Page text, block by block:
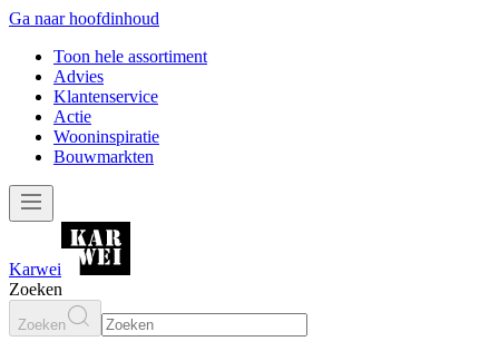
Ga naar hoofdinhoud
Toon hele assortiment
Advies
Klantenservice
Actie
Wooninspiratie
Bouwmarkten
Karwei
Zoeken
Zoeken